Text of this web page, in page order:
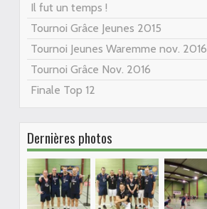
Il fut un temps !
Tournoi Grâce Jeunes 2015
Tournoi Jeunes Waremme nov. 2016
Tournoi Grâce Nov. 2016
Finale Top 12
Dernières photos